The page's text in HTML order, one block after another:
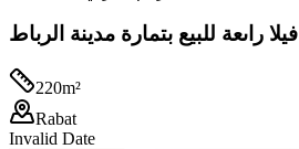
فيلا راىعة للبيع بتمارة مدينة الرباط
220m²
Rabat
Invalid Date